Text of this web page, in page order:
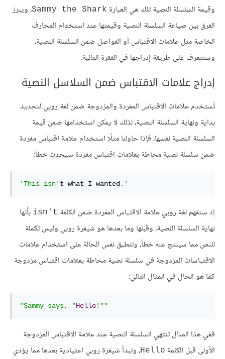
وقيمة السلسلة النصية تلك هي العبارة Sammy the Shark، ويبرز
الفرق بين صياغة السلسلة النصية وقيمتها عند استخدام المحارف
الخاصة مثل علامات الاقتباس أو الفواصل ضمن السلسلة النصية،
وسنتعرف على طريقة إدراجها في الفقرة التالية.
إدراج علامات الاقتباس ضمن السلاسل النصية
تُستخدم علامات الاقتباس المفردة والمزدوجة ضمن لغة روبي لتحديد
بداية ونهاية السلسلة النصية، لذلك لا يمكن استخدامها ضمن قيمة
السلسلة النصية نفسها، فإذا حاولنا مثلًا استخدام علامة اقتباس مفردة
ضمن سلسلة نصية محاطة بعلامات اقتباس مفردة سيحدث خطأ:
'This isn' t what I wanted . '
إذ ستفهم لغة روبي علامة الاقتباس المفردة ضمن الكلمة isn't بأنها
نهاية السلسلة النصية، وقبلها وما بعدها هو شيفرة روبي وليس تكملة
للنص مما سينتج عنه خطأ، وتنطبق نفس الحالة على استخدام علامات
الاقتباسات المزدوجة في سلسلة نصية محاطة بعلامات اقتباس مزدوجة
كما هو الحال في المثال التالي:
"Sammy says, "Hello! ""
ففي هذا المثال تنتهي السلسلة النصية عند علامة الاقتباس المزدوجة
الأولى قبل الكلمة Hello، وتبدأ شيفرة روبي اعتيادية بعدها مما يؤدي